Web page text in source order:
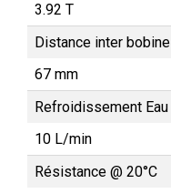
3.92 T
Distance inter bobine
67 mm
Refroidissement Eau
10 L/min
Résistance @ 20°C